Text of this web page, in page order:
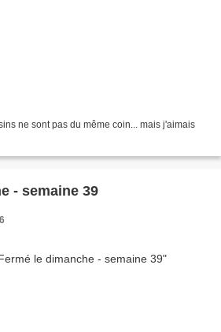
ne sont pas du même coin... mais j'aimais
- semaine 39